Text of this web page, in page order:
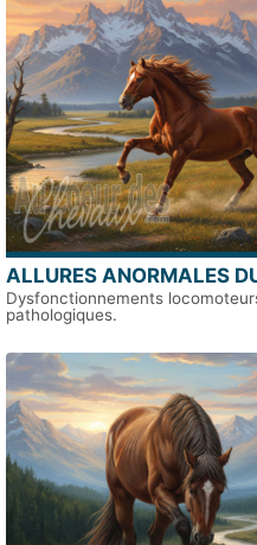
ALLURES ANORMALES
Dysfonctionnements
pathologiques.